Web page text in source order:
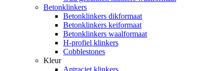
Betonklinkers
Betonklinkers dikformaat
Betonklinkers keiformaat
Betonklinkers waalformaat
H-profiel klinkers
Cobblestones
Kleur
Antraciet klinkers